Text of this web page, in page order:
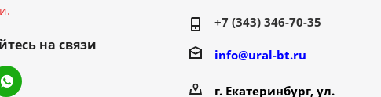
на связи
+7 (343) 346-70-35
info@ural-bt.ru
г. Екатеринбург, ул.